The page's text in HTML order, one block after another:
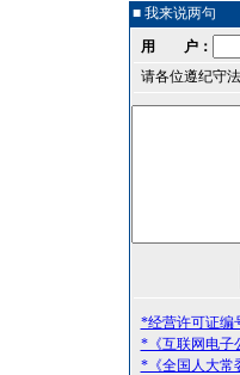
■ 我来说两句
用 户：
请各位遵纪守
*经营许可证编
*《互联网电子
*《全国人大常